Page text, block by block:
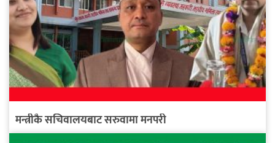
मन्त्रीकै सचिवालयबाट सरुवामा मनपरी